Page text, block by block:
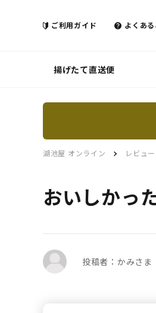
ご利用ガイド よくあ
揚げたて直送便
湖池屋 オンライン レビュ
おいしかっ
投稿者：かみさま